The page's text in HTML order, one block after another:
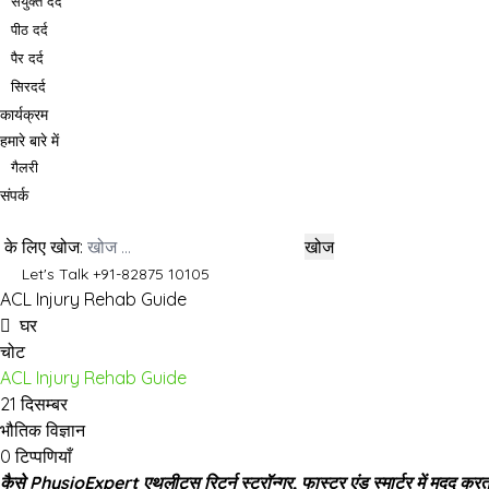
पीठ दर्द
पैर दर्द
सिरदर्द
कार्यक्रम
हमारे बारे में
गैलरी
संपर्क
के लिए खोज: खोज
Let's Talk +91-82875 10105
ACL Injury Rehab Guide
घर
चोट
ACL Injury Rehab Guide
21 दिसम्बर
भौतिक विज्ञान
0 टिप्पणियाँ
कैसे PhysioExpert एथलीट्स रिटर्न स्ट्रॉन्गर, फास्टर एंड स्मार्टर में मदद